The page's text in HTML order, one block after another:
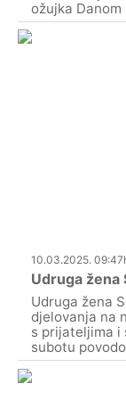
ožujka Danom
10.03.2025.
Udruga žena
Udruga žena
djelovanja na
s prijateljima i
subotu